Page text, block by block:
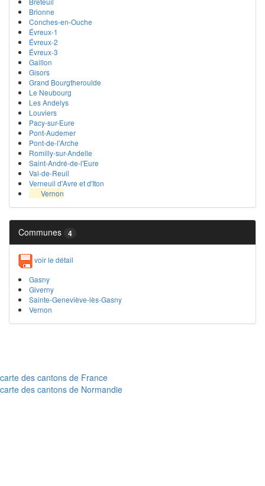
Brionne
Conches-en-Ouche
Évreux-1
Évreux-2
Évreux-3
Gaillon
Gisors
Grand Bourgtheroulde
Le Neubourg
Les Andelys
Louviers
Pacy-sur-Eure
Pont-Audemer
Pont-de-l'Arche
Romilly-sur-Andelle
Saint-André-de-l'Eure
Val-de-Reuil
Verneuil d'Avre et d'Iton
Vernon
Communes 4
voir le détail
Gasny
Giverny
Sainte-Geneviève-lès-Gasny
Vernon
carte des cantons de France
carte des cantons de Normandie